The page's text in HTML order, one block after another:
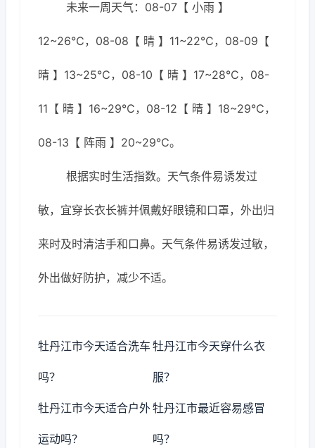
未来一周天气：08-07【 小雨 】
12~26℃，08-08【 晴 】11~22℃，08-09【
晴 】13~25℃，08-10【 晴 】17~28℃，08-
11【 晴 】16~29℃，08-12【 晴 】18~29℃，
08-13【 阵雨 】20~29℃。
根据实时生活指数。天气条件易诱发过
敏，宜穿长衣长裤并佩戴好眼镜和口罩，外出归
来时及时清洁手和口鼻。天气条件易诱发过敏，
外出做好防护，减少不适。
牡丹江市今天适合洗车
吗？
牡丹江市今天穿什么衣
服？
牡丹江市今天适合户外
运动吗？
牡丹江市最近容易感冒
吗？